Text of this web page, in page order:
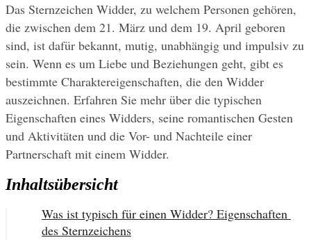
Das Sternzeichen Widder, zu welchem Personen gehören,
die zwischen dem 21. März und dem 19. April geboren
sind, ist dafür bekannt, mutig, unabhängig und impulsiv zu
sein. Wenn es um Liebe und Beziehungen geht, gibt es
bestimmte Charaktereigenschaften, die den Widder
auszeichnen. Erfahren Sie mehr über die typischen
Eigenschaften eines Widders, seine romantischen Gesten
und Aktivitäten und die Vor- und Nachteile einer
Partnerschaft mit einem Widder.
Inhaltsübersicht
Was ist typisch für einen Widder? Eigenschaften
des Sternzeichens